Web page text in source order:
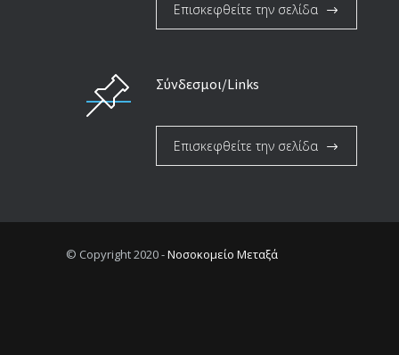
Επισκεφθείτε την σελίδα
Σύνδεσμοι/Links
Επισκεφθείτε την σελίδα
© Copyright 2020 -Νοσοκομείο Μεταξά